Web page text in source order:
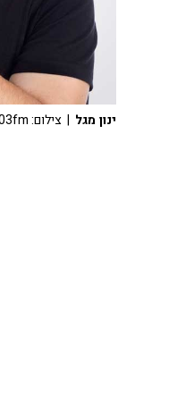
ינון מגל | צילום: 103fm